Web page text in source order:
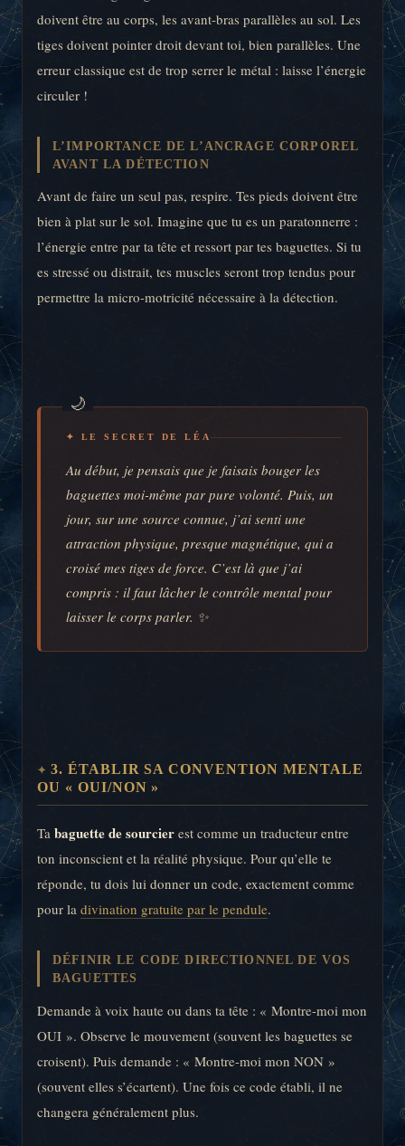
doivent être au corps, les avant-bras parallèles au sol. Les
tiges doivent pointer droit devant toi, bien parallèles. Une
erreur classique est de trop serrer le métal : laisse l’énergie
circuler !
L’IMPORTANCE DE L’ANCRAGE CORPOREL
AVANT LA DÉTECTION
Avant de faire un seul pas, respire. Tes pieds doivent être
bien à plat sur le sol. Imagine que tu es un paratonnerre :
l’énergie entre par ta tête et ressort par tes baguettes. Si tu
es stressé ou distrait, tes muscles seront trop tendus pour
permettre la micro-motricité nécessaire à la détection.
✦ LE SECRET DE LÉA
Au début, je pensais que je faisais bouger les
baguettes moi-même par pure volonté. Puis, un
jour, sur une source connue, j’ai senti une
attraction physique, presque magnétique, qui a
croisé mes tiges de force. C’est là que j’ai
compris : il faut lâcher le contrôle mental pour
laisser le corps parler. ✨
3. ÉTABLIR SA CONVENTION MENTALE
OU « OUI/NON »
Ta baguette de sourcier est comme un traducteur entre
ton inconscient et la réalité physique. Pour qu’elle te
réponde, tu dois lui donner un code, exactement comme
pour la divination gratuite par le pendule.
DÉFINIR LE CODE DIRECTIONNEL DE VOS
BAGUETTES
Demande à voix haute ou dans ta tête : « Montre-moi mon
OUI ». Observe le mouvement (souvent les baguettes se
croisent). Puis demande : « Montre-moi mon NON »
(souvent elles s’écartent). Une fois ce code établi, il ne
changera généralement plus.